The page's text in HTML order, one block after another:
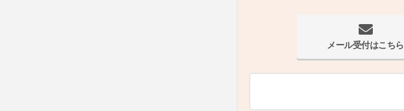
メール受付はこちら